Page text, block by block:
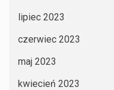
lipiec 2023
czerwiec 2023
maj 2023
kwiecień 2023